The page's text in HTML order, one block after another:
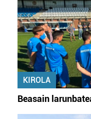
KIROLA
Beasain